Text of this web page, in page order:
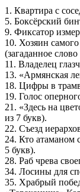
1. Квартира с
5. Боксёрский
9. Фиксатор
10. Хозяин
(загаданное
11. Владелец
13. «Армянская
18. Цифры в
19. Голос
21. «Здесь на
из 7 букв).
22. Съезд
24. Кто атаманом
5 букв).
28. Раб чрева
34. Лосины для
35. Храбрый